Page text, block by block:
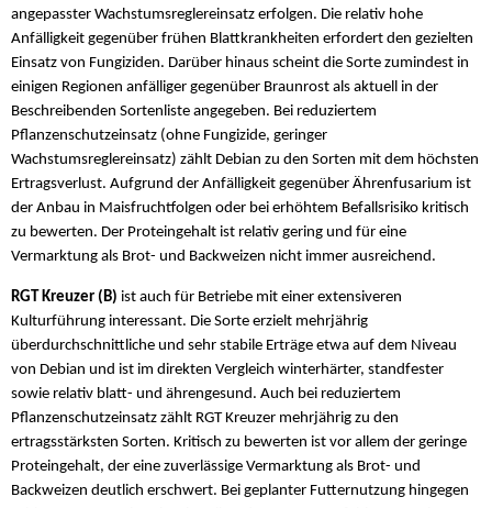
angepasster Wachstumsreglereinsatz erfolgen. Die relativ hohe
Anfälligkeit gegenüber frühen Blattkrankheiten erfordert den gezielten
Einsatz von Fungiziden. Darüber hinaus scheint die Sorte zumindest in
einigen Regionen anfälliger gegenüber Braunrost als aktuell in der
Beschreibenden Sortenliste angegeben. Bei reduziertem
Pflanzenschutzeinsatz (ohne Fungizide, geringer
Wachstumsreglereinsatz) zählt Debian zu den Sorten mit dem höchsten
Ertragsverlust. Aufgrund der Anfälligkeit gegenüber Ährenfusarium ist
der Anbau in Maisfruchtfolgen oder bei erhöhtem Befallsrisiko kritisch
zu bewerten. Der Proteingehalt ist relativ gering und für eine
Vermarktung als Brot- und Backweizen nicht immer ausreichend.
RGT Kreuzer (B) ist auch für Betriebe mit einer extensiveren
Kulturführung interessant. Die Sorte erzielt mehrjährig
überdurchschnittliche und sehr stabile Erträge etwa auf dem Niveau
von Debian und ist im direkten Vergleich winterhärter, standfester
sowie relativ blatt- und ährengesund. Auch bei reduziertem
Pflanzenschutzeinsatz zählt RGT Kreuzer mehrjährig zu den
ertragsstärksten Sorten. Kritisch zu bewerten ist vor allem der geringe
Proteingehalt, der eine zuverlässige Vermarktung als Brot- und
Backweizen deutlich erschwert. Bei geplanter Futternutzung hingegen